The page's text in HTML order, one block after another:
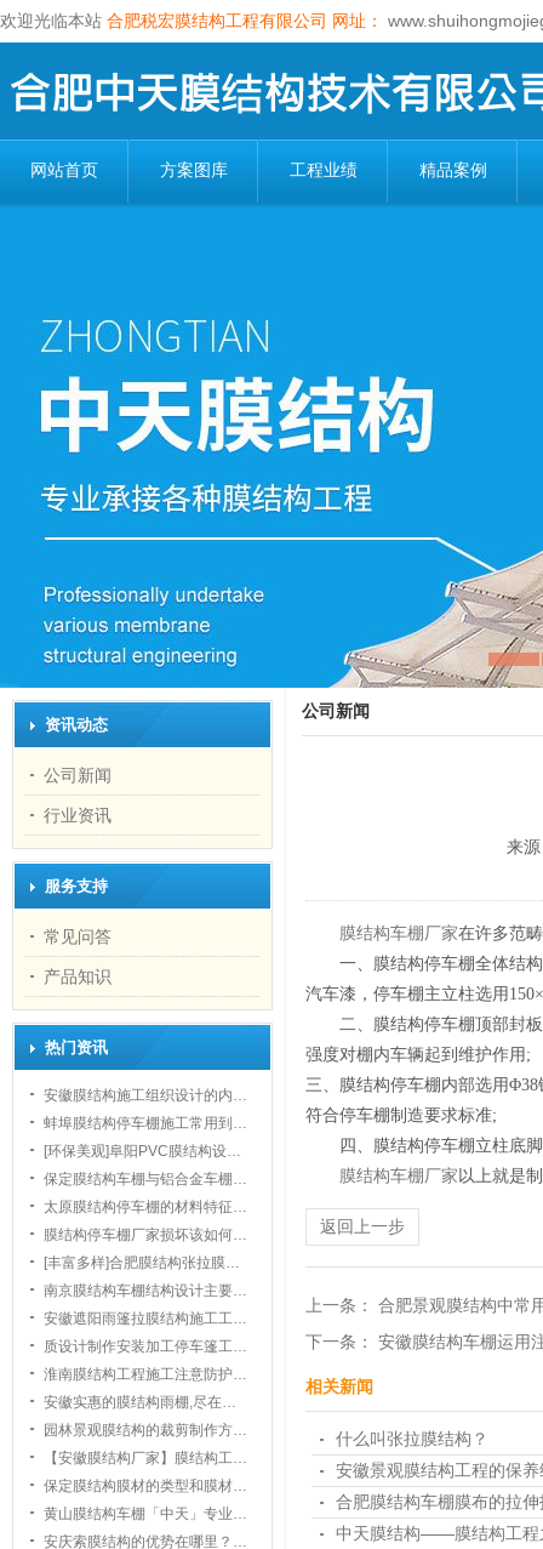
欢迎光临本站 合肥税宏膜结构工程有限公司 网址：
网站首页 方案图库 工程业绩 精品案例
资讯动态
公司新闻
行业资讯
服务支持
常见问答
产品知识
热门资讯
安徽膜结构施工组织设计的内…
蚌埠膜结构停车棚施工常用到…
[环保美观]阜阳PVC膜结构设…
保定膜结构车棚与铝合金车棚…
太原膜结构停车棚的材料特征…
膜结构停车棚厂家损坏该如何…
[丰富多样]合肥膜结构张拉膜…
南京膜结构车棚结构设计主要…
安徽遮阳雨篷拉膜结构施工工…
质设计制作安装加工停车篷工…
淮南膜结构工程施工注意防护…
安徽实惠的膜结构雨棚,尽在…
园林景观膜结构的裁剪制作方…
【安徽膜结构厂家】膜结构工…
保定膜结构膜材的类型和膜材…
黄山膜结构车棚「中天」专业…
安庆索膜结构的优势在哪里？…
公司新闻
来
膜结构车棚厂家在许多范
一、膜结构停车棚全体结
汽车漆，停车棚主立柱选用
二、膜结构停车棚顶部封
强度对棚内车辆起到维护作用;
三、膜结构停车棚内部选用
符合停车棚制造要求标准;
四、膜结构停车棚立柱底
膜结构车棚厂家 以上就是
返回上一步
上一条： 合肥景观膜结构中常
下一条： 安徽膜结构车棚运用
相关新闻
什么叫张拉膜结构？
安徽景观膜结构工程的保
合肥膜结构车棚膜布的拉伸
中天膜结构——膜结构工